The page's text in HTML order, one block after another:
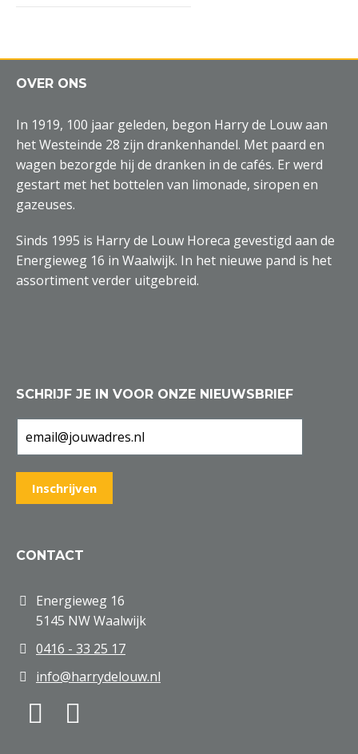
OVER ONS
In 1919, 100 jaar geleden, begon Harry de Louw aan
het Westeinde 28 zijn drankenhandel. Met paard en
wagen bezorgde hij de dranken in de cafés. Er werd
gestart met het bottelen van limonade, siropen en
gazeuses.
Sinds 1995 is Harry de Louw Horeca gevestigd aan de
Energieweg 16 in Waalwijk. In het nieuwe pand is het
assortiment verder uitgebreid.
SCHRIJF JE IN VOOR ONZE NIEUWSBRIEF
CONTACT
Energieweg 16
5145 NW Waalwijk
0416 - 33 25 17
info@harrydelouw.nl